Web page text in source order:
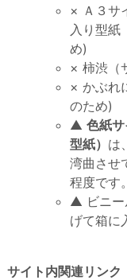
× Ａ３サ
入り型紙
め)
× 柿渋（
× かぶれ
のため)
▲ 色紙
型紙） は
湾曲させ
程度です
▲ ビニー
げて箱に
サイト内関連リンク